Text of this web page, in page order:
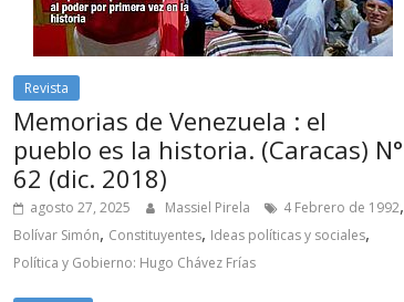
Revista
Memorias de Venezuela : el
pueblo es la historia. (Caracas) N°
62 (dic. 2018)
agosto 27, 2025 Massiel Pirela 4 Febrero de 1992,
Bolívar Simón, Constituyentes, Ideas políticas y sociales,
Política y Gobierno: Hugo Chávez Frías